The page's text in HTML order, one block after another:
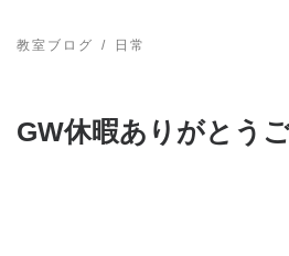
教室ブログ 日常
GW休暇ありがとう